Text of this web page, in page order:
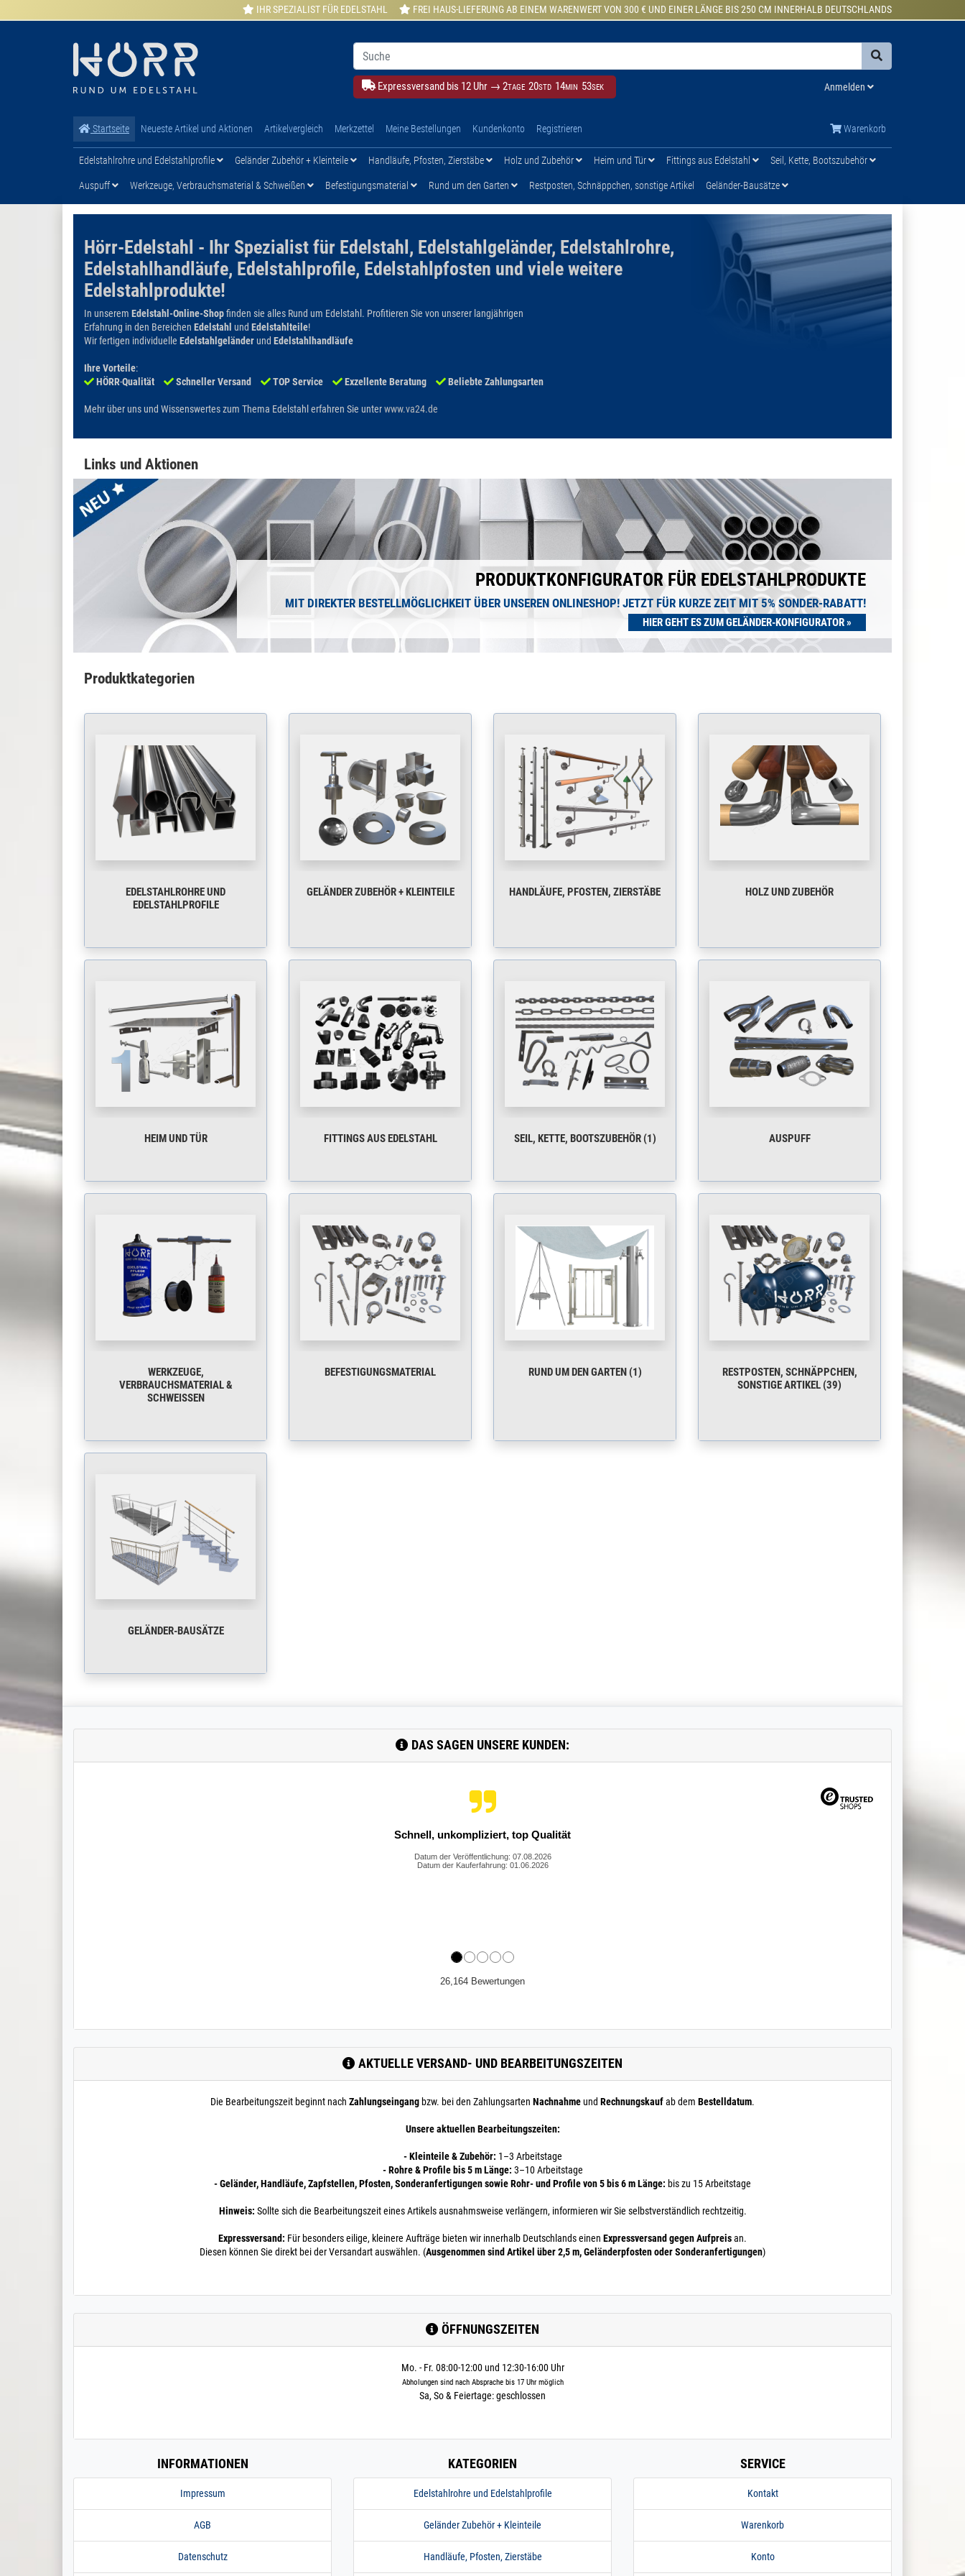
IHR SPEZIALIST FÜR EDELSTAHL FREI HAUS-LIEFERUNG AB EINEM WARENWERT VON 300 € UND EINER LÄNGE BIS 250 CM INNERHALB DEUTSCHLANDS
Expressversand bis 12 Uhr → 2TAGE 20STD 14MIN 52SEK Anmelden
Startseite Neueste Artikel und Aktionen Artikelvergleich Merkzettel Meine Bestellungen Kundenkonto Registrieren Warenkorb
Edelstahlrohre und Edelstahlprofile Geländer Zubehör + Kleinteile Handläufe, Pfosten, Zierstäbe Holz und Zubehör Heim und Tür Fittings aus Edelstahl Seil, Kette, Bootszubehör
Auspuff Werkzeuge, Verbrauchsmaterial & Schweißen Befestigungsmaterial Rund um den Garten Restposten, Schnäppchen, sonstige Artikel Geländer-Bausätze
Hörr-Edelstahl - Ihr Spezialist für Edelstahl, Edelstahlgeländer, Edelstahlrohre,
Edelstahlhandläufe, Edelstahlprofile, Edelstahlpfosten und viele weitere
Edelstahlprodukte!
In unserem Edelstahl-Online-Shopfinden sie alles Rund um Edelstahl. Profitieren Sie von unserer langjährigen
Erfahrung in den Bereichen Edelstahl und Edelstahlteile!
Wir fertigen individuelle Edelstahlgeländerund Edelstahlhandläufe
Ihre Vorteile:
HÖRR-Qualität Schneller Versand TOP Service Exzellente Beratung Beliebte Zahlungsarten
Mehr über uns und Wissenswertes zum Thema Edelstahl erfahren Sie unterwww.va24.de
Links und Aktionen
PRODUKTKONFIGURATOR FÜR EDELSTAHLPRODUKTE
MIT DIREKTER BESTELLMÖGLICHKEIT ÜBER UNSEREN ONLINESHOP! JETZT FÜR KURZE ZEIT MIT 5% SONDER-RABATT!
HIER GEHT ES ZUM GELÄNDER-KONFIGURATOR »
Produktkategorien
EDELSTAHLROHRE UND
EDELSTAHLPROFILE
GELÄNDER ZUBEHÖR + KLEINTEILE HANDLÄUFE, PFOSTEN, ZIERSTÄBE HOLZ UND ZUBEHÖR
HEIM UND TÜR FITTINGS AUS EDELSTAHL SEIL, KETTE, BOOTSZUBEHÖR (1) AUSPUFF
WERKZEUGE,
VERBRAUCHSMATERIAL &
SCHWEISSEN
BEFESTIGUNGSMATERIAL RUND UM DEN GARTEN (1)
RESTPOSTEN, SCHNÄPPCHEN,
SONSTIGE ARTIKEL (39)
GELÄNDER-BAUSÄTZE
DAS SAGEN UNSERE KUNDEN:
Hat soweit alles gepasst. Schneller Versand
Datum der Veröffentlichung: 07.08.2026
Datum der Kauferfahrung: 01.06.2026
26,164 Bewertungen
AKTUELLE VERSAND- UND BEARBEITUNGSZEITEN
Die Bearbeitungszeit beginnt nach Zahlungseingang bzw. bei den Zahlungsarten Nachnahmeund Rechnungskaufab dem Bestelldatum.
Unsere aktuellen Bearbeitungszeiten:
- Kleinteile & Zubehör: 1–3 Arbeitstage
- Rohre & Profile bis 5 m Länge: 3–10 Arbeitstage
- Geländer, Handläufe, Zapfstellen, Pfosten, Sonderanfertigungen sowie Rohr- und Profile von 5 bis 6 m Länge: bis zu 15 Arbeitstage
Hinweis: Sollte sich die Bearbeitungszeit eines Artikels ausnahmsweise verlängern, informieren wir Sie selbstverständlich rechtzeitig.
Expressversand: Für besonders eilige, kleinere Aufträge bieten wir innerhalb Deutschlands einen Expressversand gegen Aufpreisan.
Diesen können Sie direkt bei der Versandart auswählen. (Ausgenommen sind Artikel über 2,5 m, Geländerpfosten oder Sonderanfertigungen)
ÖFFNUNGSZEITEN
Mo. - Fr. 08:00-12:00 und 12:30-16:00 Uhr
Abholungen sind nach Absprache bis 17 Uhr möglich
Sa, So & Feiertage: geschlossen
INFORMATIONEN
Impressum
AGB
Datenschutz
KATEGORIEN
Edelstahlrohre und Edelstahlprofile
Geländer Zubehör + Kleinteile
Handläufe, Pfosten, Zierstäbe
SERVICE
Kontakt
Warenkorb
Konto